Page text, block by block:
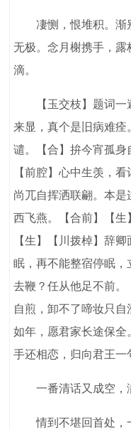
凄恻，恨堆积。渐
无极。念月榭携手，
滴。
【玉交枝】题词一
来显，真个是旧病难
谴。【合】拚今宵孤身
【前腔】心中生羡，
尚兀自挥洒联翩。本
西飞燕。【合前】【生
【生】【川拨棹】辞
眠，再不能整宿停眠
去鞭？任从他足不前。
自煎，卸不了啼妆只自
如年，愿君家长途保全
手还相恋，归向君王一
一番清话又成空，
情到不堪回首处，